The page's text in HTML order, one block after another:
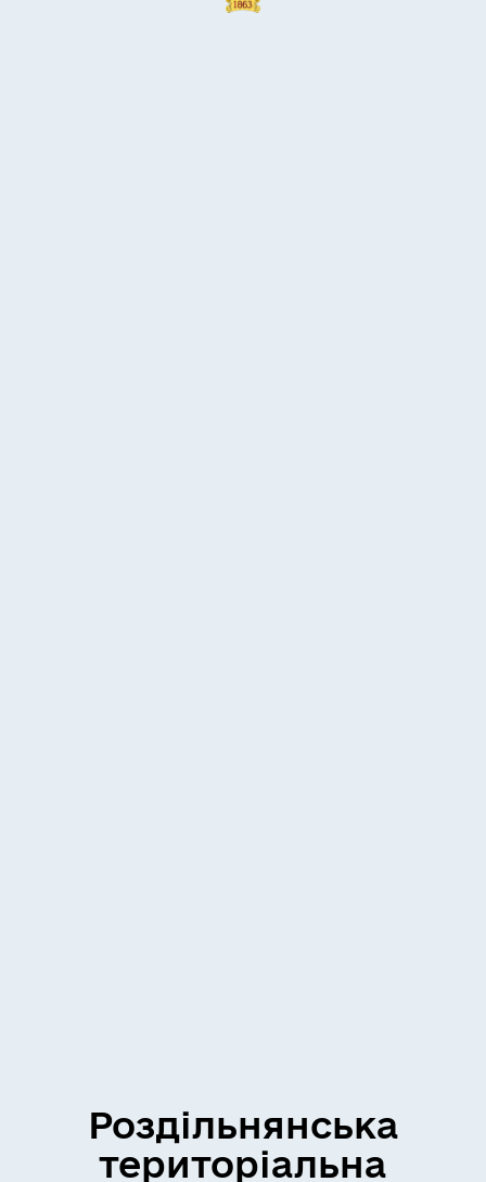
Роздільнянська
територіальна